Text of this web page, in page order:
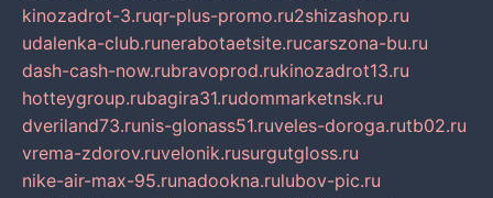
kinozadrot-3.ruqr-plus-promo.ru2shizashop.ru
udalenka-club.runerabotaetsite.rucarszona-bu.ru
dash-cash-now.rubravoprod.rukinozadrot13.ru
hotteygroup.rubagira31.rudommarketnsk.ru
dveriland73.runis-glonass51.ruveles-doroga.rutb02.ru
vrema-zdorov.ruvelonik.rusurgutgloss.ru
nike-air-max-95.runadookna.rulubov-pic.ru